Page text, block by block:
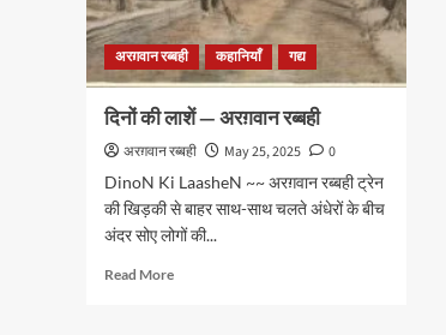
अरग़वान रब्बही कहानियाँ गद्य
दिनों की लाशें — अरग़वान रब्बही
अरग़वान रब्बही May 25, 2025
0
DinoN Ki LaasheN ~~ अरग़वान रब्बही ट्रेन
की खिड़की से बाहर साथ-साथ चलते अंधेरों के बीच
अंदर सोए लोगों की...
Read MoreRead